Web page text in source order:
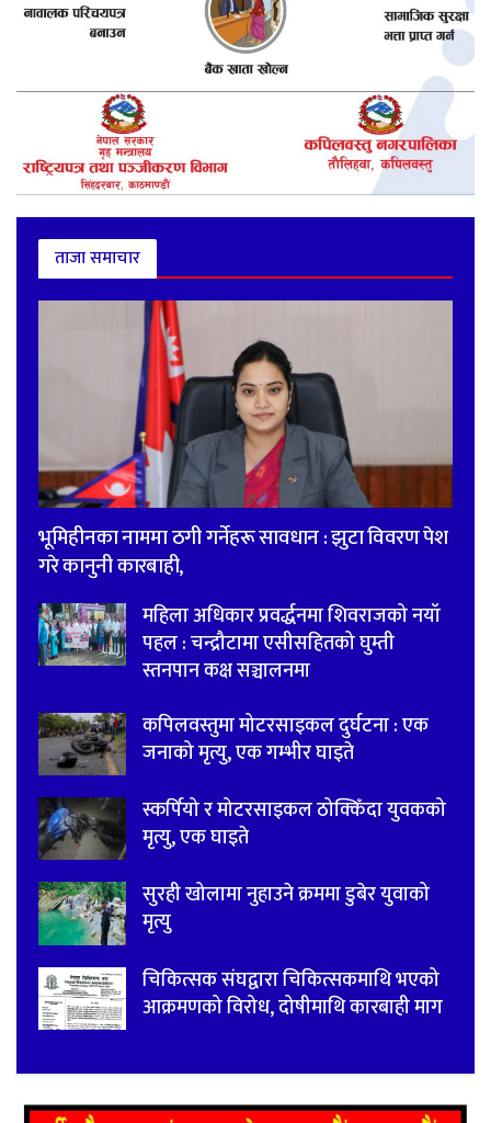
ताजा समाचार
भूमिहीनका नाममा ठगी गर्नेहरू सावधान : झुटा विवरण पेश
गरे कानुनी कारबाही,
महिला अधिकार प्रवर्द्धनमा शिवराजको नयाँ
पहल : चन्द्रौटामा एसीसहितको घुम्ती
स्तनपान कक्ष सञ्चालनमा
कपिलवस्तुमा मोटरसाइकल दुर्घटना : एक
जनाको मृत्यु, एक गम्भीर घाइते
स्कर्पियो र मोटरसाइकल ठोक्किँदा युवकको
मृत्यु, एक घाइते
सुरही खोलामा नुहाउने क्रममा डुबेर युवाको
मृत्यु
चिकित्सक संघद्वारा चिकित्सकमाथि भएको
आक्रमणको विरोध, दोषीमाथि कारबाही माग